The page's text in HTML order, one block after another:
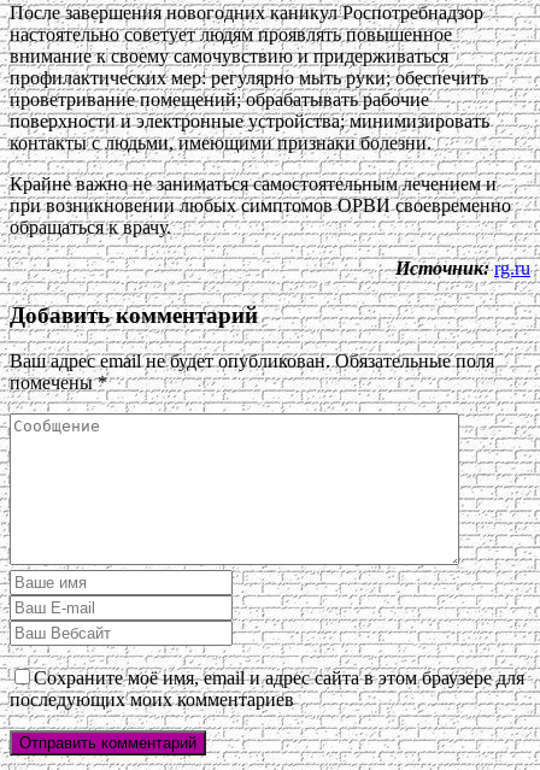
После завершения новогодних каникул Роспотребнадзор
настоятельно советует людям проявлять повышенное
внимание к своему самочувствию и придерживаться
профилактических мер: регулярно мыть руки; обеспечить
проветривание помещений; обрабатывать рабочие
поверхности и электронные устройства; минимизировать
контакты с людьми, имеющими признаки болезни.
Крайне важно не заниматься самостоятельным лечением и
при возникновении любых симптомов ОРВИ своевременно
обращаться к врачу.
Источник: rg.ru
Добавить комментарий
Ваш адрес email не будет опубликован. Обязательные поля
помечены*
Сохраните моё имя, email и адрес сайта в этом браузере для
последующих моих комментариев